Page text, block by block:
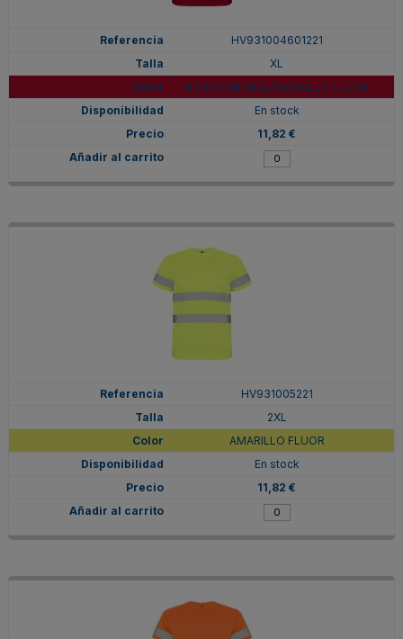
HV931004601221
XL
ROJO LABORAL/AMARILLO FLÚOR
En stock
11,82 €
HV931005221
2XL
AMARILLO FLUOR
En stock
11,82 €